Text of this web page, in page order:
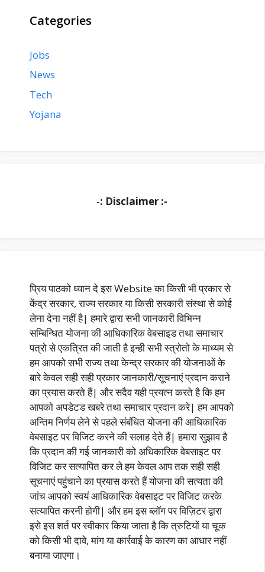
Categories
Jobs
News
Tech
Yojana
-: Disclaimer :-
प्रिय पाठको ध्यान दे इस Website का किसी भी प्रकार से
केंद्र सरकार, राज्य सरकार या किसी सरकारी संस्था से कोई
लेना देना नहीं है| हमारे द्वारा सभी जानकारी विभिन्न
सम्बिन्धित योजना की आधिकारिक वेबसाइड तथा समाचार
पत्रो से एकत्रित की जाती है इन्ही सभी स्त्रोतो के माध्यम से
हम आपको सभी राज्य तथा केन्द्र सरकार की योजनाओं के
बारे केवल सही सही प्रकार जानकारी/सूचनाएं प्रदान कराने
का प्रयास करते हैं| और सदैव यही प्रयत्न करते है कि हम
आपको अपडेटड खबरे तथा समाचार प्रदान करे| हम आपको
अन्तिम निर्णय लेने से पहले संबंधित योजना की आधिकारिक
वेबसाइट पर विजिट करने की सलाह देते हैं| हमारा सुझाव है
कि प्रदान की गई जानकारी को अधिकारिक वेबसाइट पर
विजिट कर सत्यापित कर ले हम केवल आप तक सही सही
सूचनाएं पहुंचाने का प्रयास करते हैं योजना की सत्यता की
जांच आपको स्वयं आधिकारिक वेबसाइट पर विजिट करके
सत्यापित करनी होगी| और हम इस ब्लॉग पर विज़िटर द्वारा
इसे इस शर्त पर स्वीकार किया जाता है कि त्रुटियों या चूक
को किसी भी दावे, मांग या कार्रवाई के कारण का आधार नहीं
बनाया जाएगा।